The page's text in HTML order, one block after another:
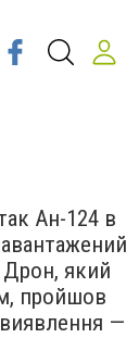
Ан-124 в
який
пройшов
—